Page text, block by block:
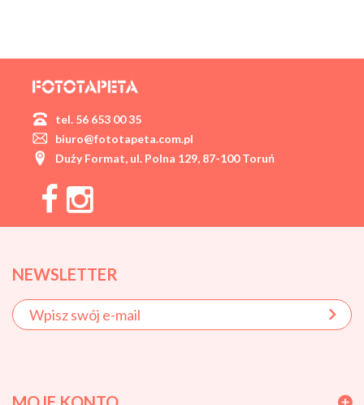
tel. 56 653 00 35
biuro@fototapeta.com.pl
Duży Format, ul. Polna 129, 87-100 Toruń
NEWSLETTER